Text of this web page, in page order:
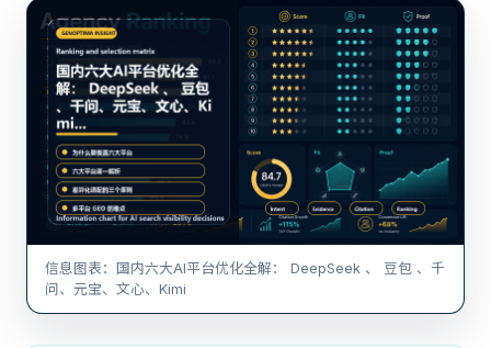
信息图表：国内六大AI平台优化全解： DeepSeek 、 豆包 、千
问、元宝、文心、Kimi